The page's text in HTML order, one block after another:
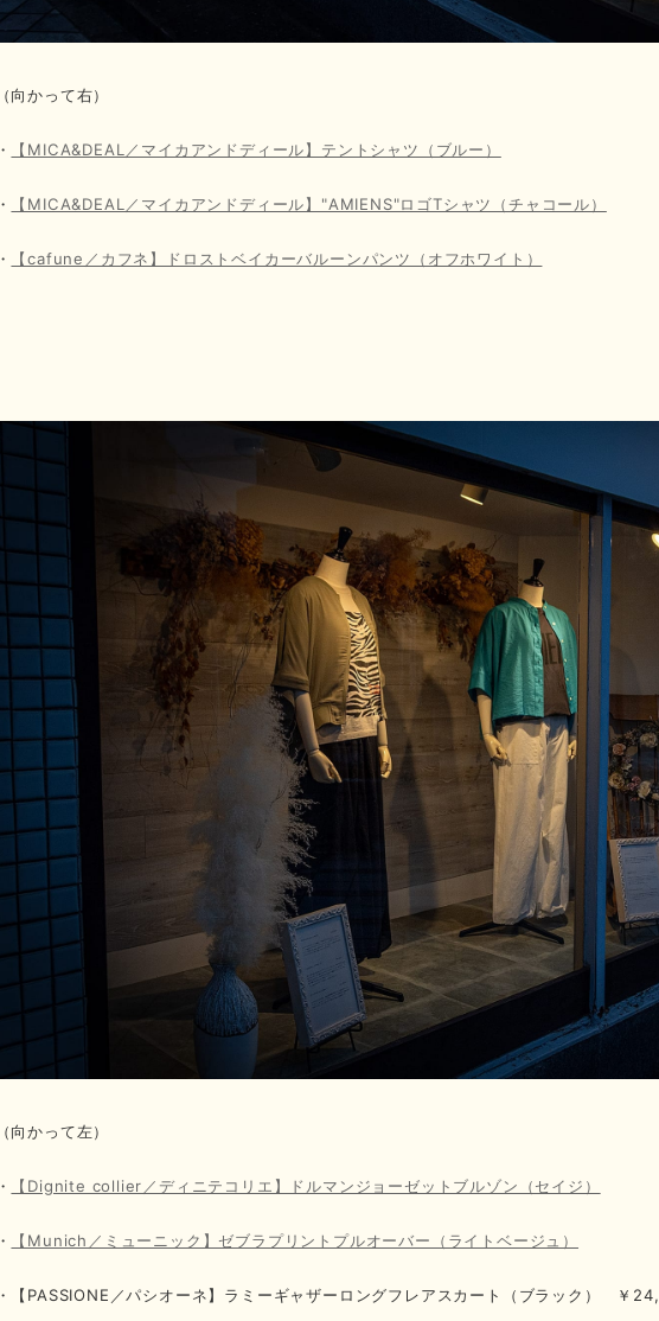
（向かって右）
・ 【MICA&DEAL／マイカアンドディール】テントシャツ（ブルー）
・ 【MICA&DEAL／マイカアンドディール】"AMIENS"ロゴTシャツ（チャコール）
・ 【cafune／カフネ】ドロストベイカーバルーンパンツ（オフホワイト）
（向かって左）
・ 【Dignite collier／ディニテコリエ】ドルマンジョーゼットブルゾン（セイジ）
・ 【Munich／ミューニック】ゼブラプリントプルオーバー（ライトベージュ）
・【PASSIONE／パシオーネ】ラミーギャザーロングフレアスカート（ブラック） ￥